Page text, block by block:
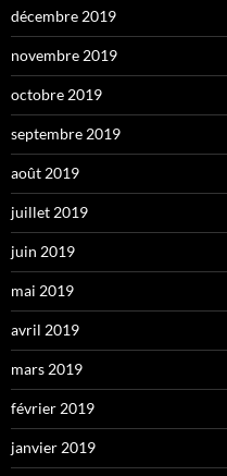
décembre 2019
novembre 2019
octobre 2019
septembre 2019
août 2019
juillet 2019
juin 2019
mai 2019
avril 2019
mars 2019
février 2019
janvier 2019